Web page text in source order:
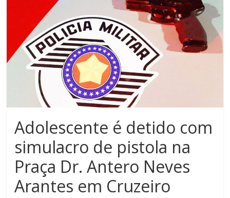
Adolescente é detido com
simulacro de pistola na
Praça Dr. Antero Neves
Arantes em Cruzeiro